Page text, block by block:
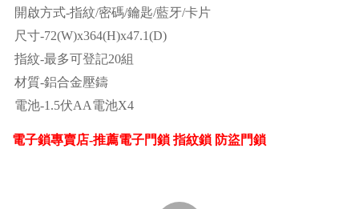
開啟方式-指紋/密碼/鑰匙/藍牙/卡片
尺寸-72(W)x364(H)x47.1(D)
指紋-最多可登記20組
材質-鋁合金壓鑄
電池-1.5伏AA電池X4
電子鎖專賣店-推薦電子門鎖 指紋鎖 防盜門鎖